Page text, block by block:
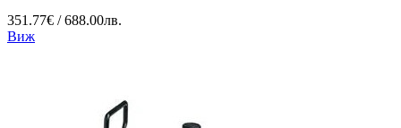
351.77€ / 688.00лв.
Виж